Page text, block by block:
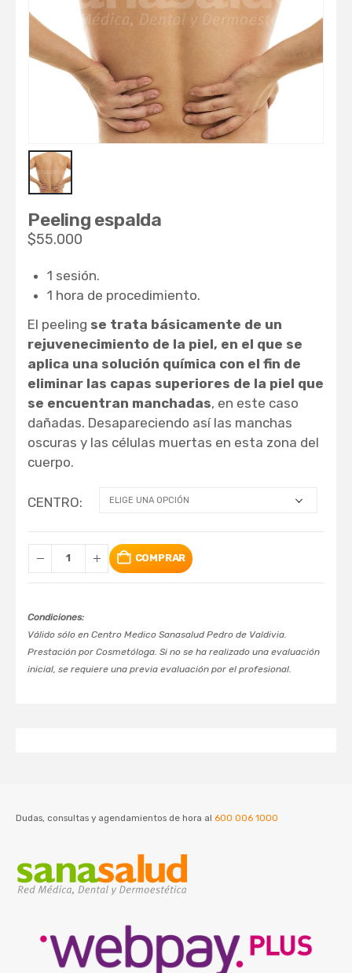
Peeling espalda
$55.000
1 sesión.
1 hora de procedimiento.
El peeling se trata básicamente de un
rejuvenecimiento de la piel, en el que se
aplica una solución química con el fin de
eliminar las capas superiores de la piel que
se encuentran manchadas, en este caso
dañadas. Desapareciendo así las manchas
oscuras y las células muertas en esta zona del
cuerpo.
CENTRO
COMPRAR
Condiciones:
Válido sólo en Centro Medico Sanasalud Pedro de Valdivia.
Prestación por Cosmetóloga. Si no se ha realizado una evaluación
inicial, se requiere una previa evaluación por el profesional.
Dudas, consultas y agendamientos de hora al 600 006 1000